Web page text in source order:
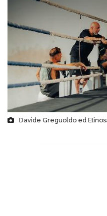
Davide Greguoldo ed